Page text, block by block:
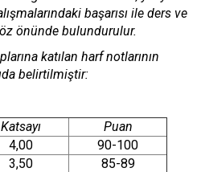
başarısı ile ders ve
önünde bulundurulur.
katılan harf notlarının
belirtilmiştir:
Katsayı
Puan
4,00
90-100
3,50
85-89